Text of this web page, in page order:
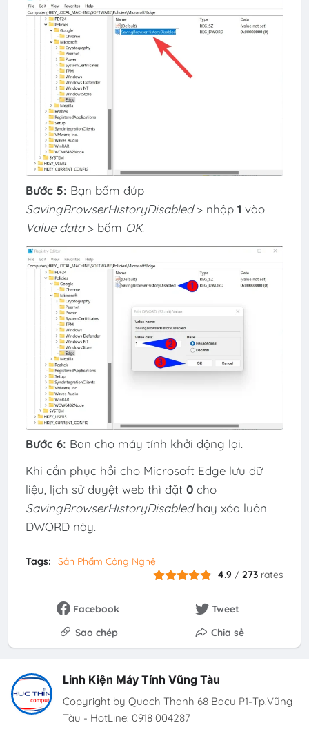
Bước 5: Bạn bấm đúp
SavingBrowserHistoryDisabled> nhập 1 vào
Value data> bấm OK.
Bước 6: Ban cho máy tính khởi động lại.
Khi cần phục hồi cho Microsoft Edge lưu dữ
liệu, lịch sử duyệt web thì đặt 0cho
SavingBrowserHistoryDisabledhay xóa luôn
DWORD này.
Tags:
Sản Phẩm Công Nghệ
4.9 /273 rates
Facebook
Tweet
Sao chép
Chia sẻ
Linh Kiện Máy Tính Vũng Tàu
Copyright by Quach Thanh 68 Bacu P1-Tp.Vũng
Tàu - HotLine: 0918 004287